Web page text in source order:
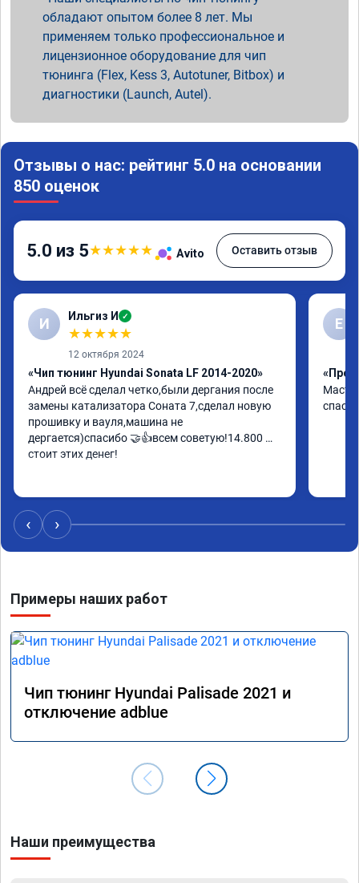
обладают опытом более 8 лет. Мы
применяем только профессиональное и
лицензионное оборудование для чип
тюнинга (Flex, Kess 3, Autotuner, Bitbox) и
диагностики (Launch, Autel).
Отзывы о нас: рейтинг 5.0 на основании
850 оценок
5.0 из 5★★★★★ Avito Оставить отзыв
И Ильгиз И ✓
★★★★★
12 октября 2024
«Чип тюнинг Hyundai Sonata LF 2014-2020»
Андрей всё сделал четко,были дергания после
замены катализатора Соната 7,сделал новую
прошивку и вауля,машина не
дергается)спасибо 🤝👍всем советую!14.800
стоит этих денег!
Е
‹ ›
Примеры наших работ
Чип тюнинг Hyundai Palisade 2021 и
отключение adblue
Наши преимущества